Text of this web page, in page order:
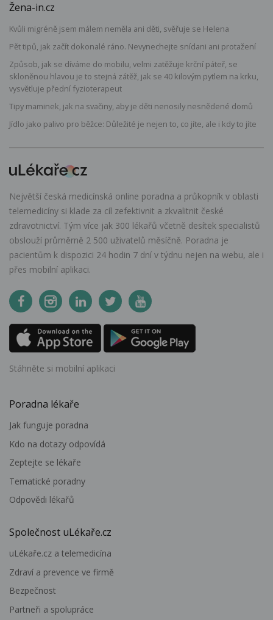
Žena-in.cz
Kvůli migréně jsem málem neměla ani děti, svěřuje se Helena
Pět tipů, jak začít dokonalé ráno. Nevynechejte snídani ani protažení
Způsob, jak se díváme do mobilu, velmi zatěžuje krční páteř, se
skloněnou hlavou je to stejná zátěž, jak se 40 kilovým pytlem na krku,
vysvětluje přední fyzioterapeut
Tipy maminek, jak na svačiny, aby je děti nenosily nesnědené domů
Jídlo jako palivo pro běžce: Důležité je nejen to, co jíte, ale i kdy to jíte
Největší česká medicínská online poradna a průkopník v oblasti
telemedicíny si klade za cíl zefektivnit a zkvalitnit české
zdravotnictví. Tým více jak 300 lékařů včetně desítek specialistů
obslouží průměrně 2 500 uživatelů měsíčně. Poradna je
pacientům k dispozici 24 hodin 7 dní v týdnu nejen na webu, ale i
přes mobilní aplikaci.
Stáhněte si mobilní aplikaci
Poradna lékaře
Jak funguje poradna
Kdo na dotazy odpovídá
Zeptejte se lékaře
Tematické poradny
Odpovědi lékařů
Společnost uLékaře.cz
uLékaře.cz a telemedicína
Zdraví a prevence ve firmě
Bezpečnost
Partneři a spolupráce